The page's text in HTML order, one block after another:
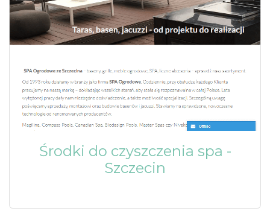
Środki do czyszczenia spa -
Szczecin